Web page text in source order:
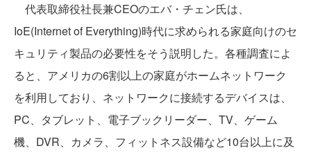
代表取締役社長兼CEOのエバ・チェン氏は、
IoE(Internet of Everything)時代に求められる家庭向けのセ
キュリティ製品の必要性をそう説明した。各種調査によ
ると、アメリカの6割以上の家庭がホームネットワーク
を利用しており、ネットワークに接続するデバイスは、
PC、タブレット、電子ブックリーダー、TV、ゲーム
機、DVR、カメラ、フィットネス設備など10台以上に及